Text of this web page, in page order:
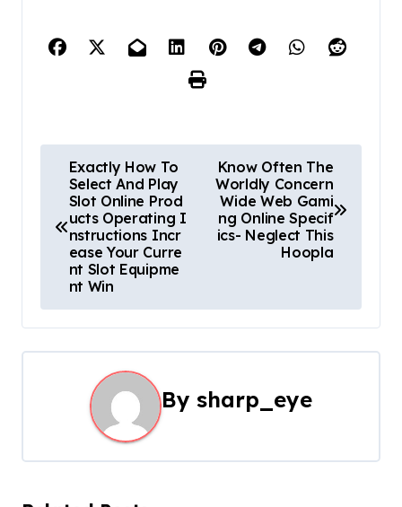
n
a
g
Exactly How To
Select And Play
Slot Online Prod
ucts Operating I
nstructions Incr
ease Your Curre
nt Slot Equipme
nt Win
Know Often The
Worldly Concern
Wide Web Gami
ng Online Specif
ics- Neglect This
Hoopla
By sharp_eye